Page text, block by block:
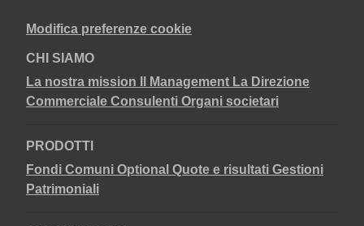
Modifica preferenze cookie
CHI SIAMO
La nostra mission
Il Management La Direzione
Commerciale Consulenti Organi societari
PRODOTTI
Fondi Comuni Optional Quote e risultati Gestioni
Patrimoniali